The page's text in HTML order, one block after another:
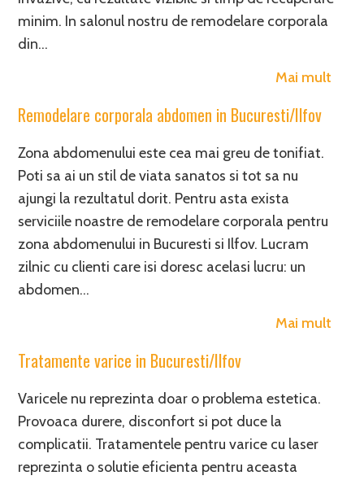
minim. In salonul nostru de remodelare corporala
din…
Mai mult
Remodelare corporala abdomen in Bucuresti/Ilfov
Zona abdomenului este cea mai greu de tonifiat.
Poti sa ai un stil de viata sanatos si tot sa nu
ajungi la rezultatul dorit. Pentru asta exista
serviciile noastre de remodelare corporala pentru
zona abdomenului in Bucuresti si Ilfov. Lucram
zilnic cu clienti care isi doresc acelasi lucru: un
abdomen…
Mai mult
Tratamente varice in Bucuresti/Ilfov
Varicele nu reprezinta doar o problema estetica.
Provoaca durere, disconfort si pot duce la
complicatii. Tratamentele pentru varice cu laser
reprezinta o solutie eficienta pentru aceasta